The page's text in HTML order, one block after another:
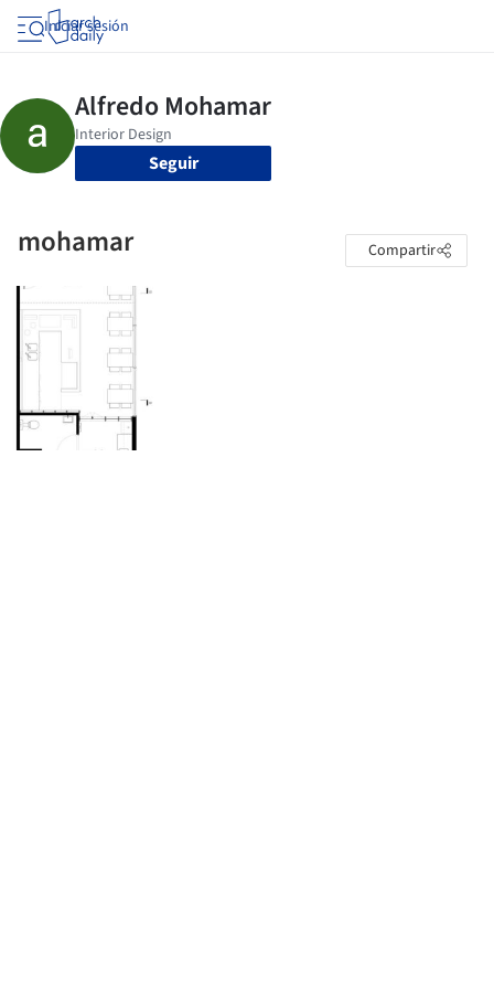
Iniciar sesión
Seguir
mohamar Compartir